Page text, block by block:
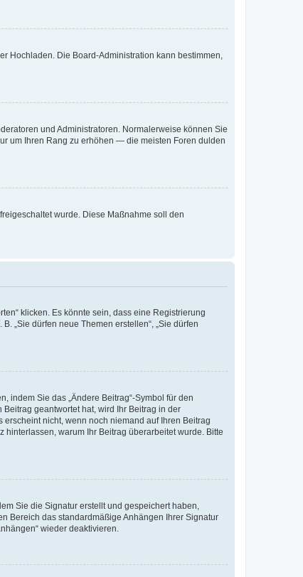
Hochladen. Die Board-Administration kann bestimmen,
und Administratoren. Normalerweise können Sie
um Ihren Rang zu erhöhen — die meisten Foren dulden
wurde. Diese Maßnahme soll den
klicken. Es könnte sein, dass eine Registrierung
„Sie dürfen neue Themen erstellen“, „Sie dürfen
indem Sie das „Ändere Beitrag“-Symbol für den
geantwortet hat, wird Ihr Beitrag in der
nicht, wenn noch niemand auf Ihren Beitrag
warum Ihr Beitrag überarbeitet wurde. Bitte
Sie die Signatur erstellt und gespeichert haben,
Bereich das standardmäßige Anhängen Ihrer Signatur
wieder deaktivieren.